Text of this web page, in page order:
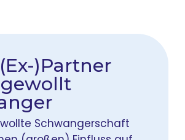
)Partner
Schwangerschaft